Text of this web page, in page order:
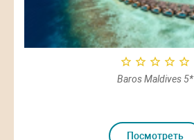
Baros Maldives 5*
Посмотреть